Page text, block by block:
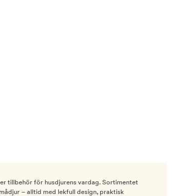
tillbehör för husdjurens vardag. Sortimentet
– alltid med lekfull design, praktisk